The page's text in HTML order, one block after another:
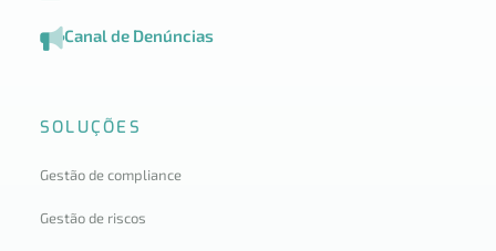
Canal de Denúncias
SOLUÇÕES
Gestão de compliance
Gestão de riscos